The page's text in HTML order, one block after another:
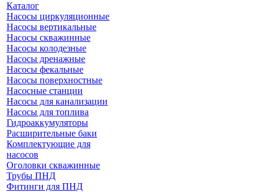
Каталог
Насосы циркуляционные
Насосы вертикальные
Насосы скважинные
Насосы колодезные
Насосы дренажные
Насосы фекальные
Насосы поверхностные
Насосные станции
Насосы для канализации
Насосы для топлива
Гидроаккумуляторы
Расширительные баки
Комплектующие для
насосов
Оголовки скважинные
Трубы ПНД
Фитинги для ПНД